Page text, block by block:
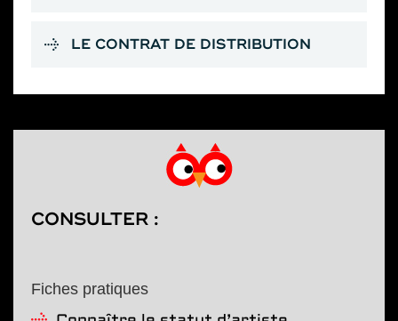
LE CONTRAT DE DISTRIBUTION
CONSULTER :
Fiches pratiques